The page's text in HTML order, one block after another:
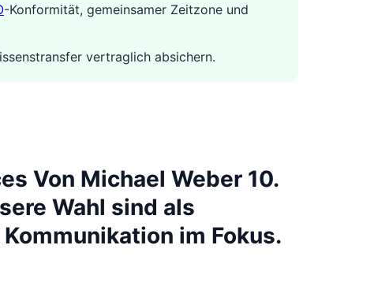
-Konformität, gemeinsamer Zeitzone und
vertraglich absichern.
Von Michael Weber 10.
Wahl sind als
im Fokus.